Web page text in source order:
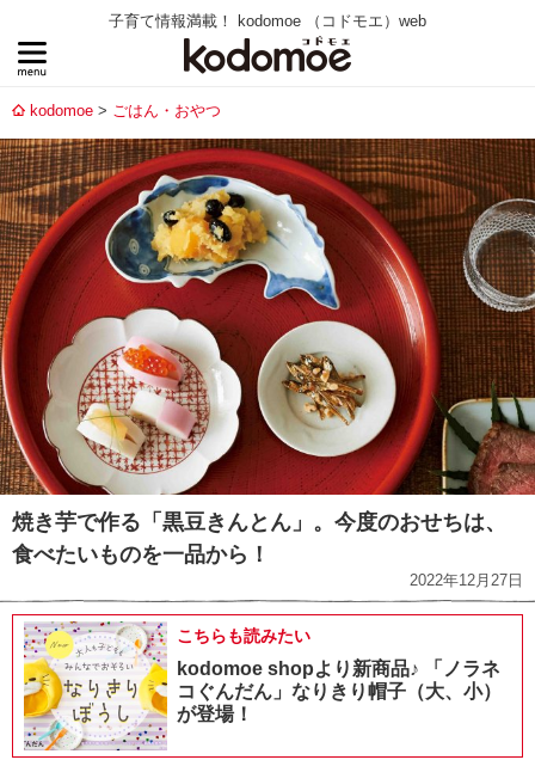
子育て情報満載！ kodomoe （コドモエ）web
kodomoe ごはん・おやつ
焼き芋で作る「黒豆きんとん」。今度のおせちは、
食べたいものを一品から！
2022年12月27日
こちらも読みたい
kodomoe shopより新商品♪ 「ノラネ
コぐんだん」なりきり帽子（大、小）
が登場！